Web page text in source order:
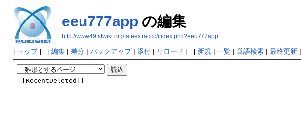
eeu777app の編集
http://www49.atwiki.org/fateextraccc/index.php?eeu777app
[ トップ] [ 編集| 差分| バックアップ| 添付| リロード ] [ 新規 | 一覧| 単語検索| 最終更新|